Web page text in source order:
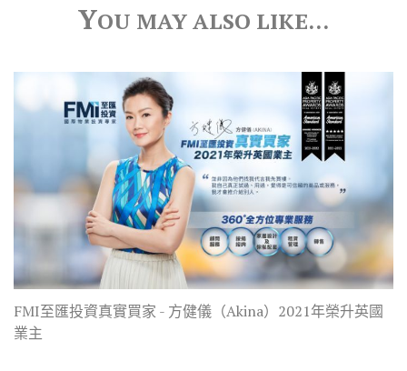
YOU MAY ALSO LIKE…
FMI至匯投資真實買家 - 方健儀（Akina）2021年榮升英國
業主